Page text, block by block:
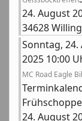
24. August
34628
Sonntag,
2025 10:00
MC Road Eagle
24. August